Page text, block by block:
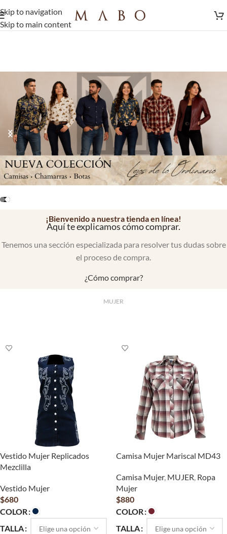
Skip to navigation
Skip to main content
¡Bienvenido a nuestra tienda en línea!
Aquí te explicamos cómo comprar.
Tenemos una sección especializada para resolver tus dudas sobre
el proceso de compra.
¿Cómo comprar?
MUJER
Vestido Mujer Replicados
Mezclilla
Vestido Mujer
$680
COLOR
TALLA
Camisa Mujer Mariscal MD43
Camisa Mujer, MUJER, Ropa
Mujer
$880
COLOR
TALLA